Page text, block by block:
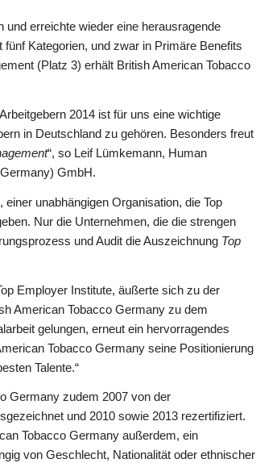
erreichte wieder eine herausragende
Kategorien, und zwar in Primäre Benefits
(Platz 3) erhält British American Tobacco
2014 ist für uns eine wichtige
in Deutschland zu gehören. Besonders freut
“, so Leif Lümkemann, Human
GmbH.
unabhängigen Organisation, die Top
Nur die Unternehmen, die die strengen
und Audit die Auszeichnung Top
Employer Institute, äußerte sich zu der
American Tobacco Germany zu dem
gelungen, erneut ein hervorragendes
Tobacco Germany seine Positionierung
Talente.“
Germany zudem 2007 von der
und 2010 sowie 2013 rezertifiziert.
Tobacco Germany außerdem, ein
von Geschlecht, Nationalität oder ethnischer